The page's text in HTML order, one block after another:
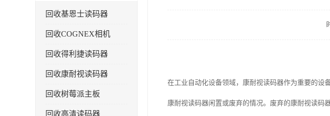
回收基恩士读码器
回收COGNEX相机
回收得利捷读码器
回收康耐视读码器
回收树莓派主板
回收高清读码器
在工业自动化设备领域，康耐视读码器作为重要的设
康耐视读码器闲置或废弃的情况。废弃的康耐视读码